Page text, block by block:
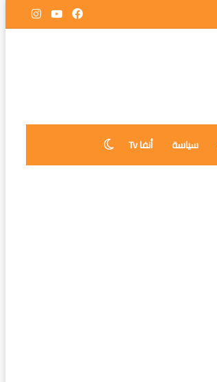
فيسبوك‫YouTube
سياسة أنفا Tv